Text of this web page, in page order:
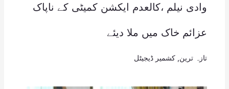
وادی نیلم ،کالعدم ایکشن کمیٹی کے ناپاک
عزائم خاک میں ملا دیئے
تازہ ترین کشمیر ڈیجیٹل